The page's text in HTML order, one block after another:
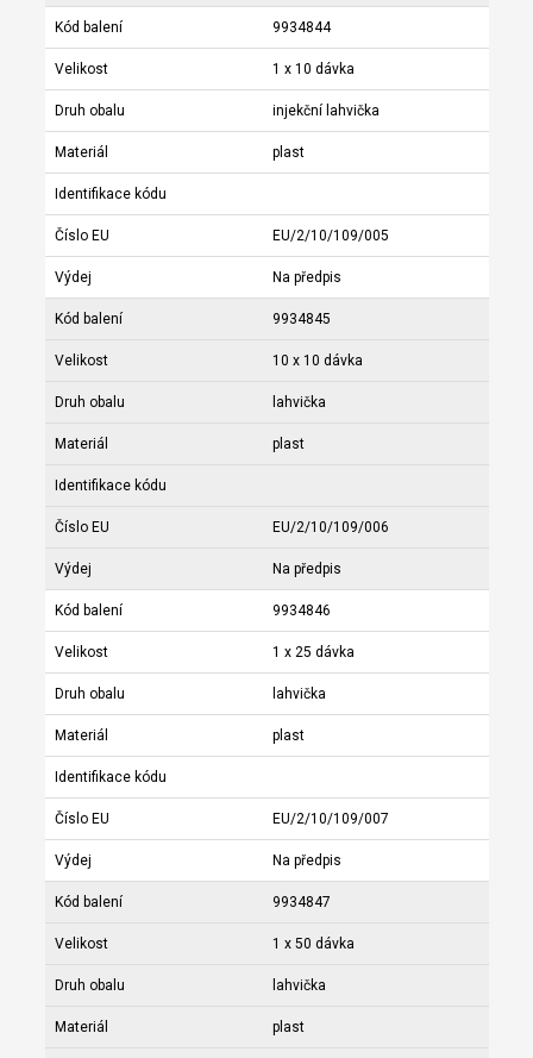
Kód balení 9934844
Velikost 1 x 10 dávka
Druh obalu injekční lahvička
Materiál plast
Identifikace kódu
Číslo EU EU/2/10/109/005
Výdej Na předpis
Kód balení 9934845
Velikost 10 x 10 dávka
Druh obalu lahvička
Materiál plast
Identifikace kódu
Číslo EU EU/2/10/109/006
Výdej Na předpis
Kód balení 9934846
Velikost 1 x 25 dávka
Druh obalu lahvička
Materiál plast
Identifikace kódu
Číslo EU EU/2/10/109/007
Výdej Na předpis
Kód balení 9934847
Velikost 1 x 50 dávka
Druh obalu lahvička
Materiál plast